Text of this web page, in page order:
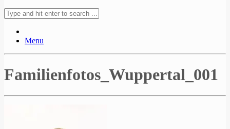
Menu
Familienfotos_Wuppertal_001